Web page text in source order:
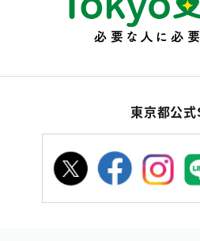
東京都公式